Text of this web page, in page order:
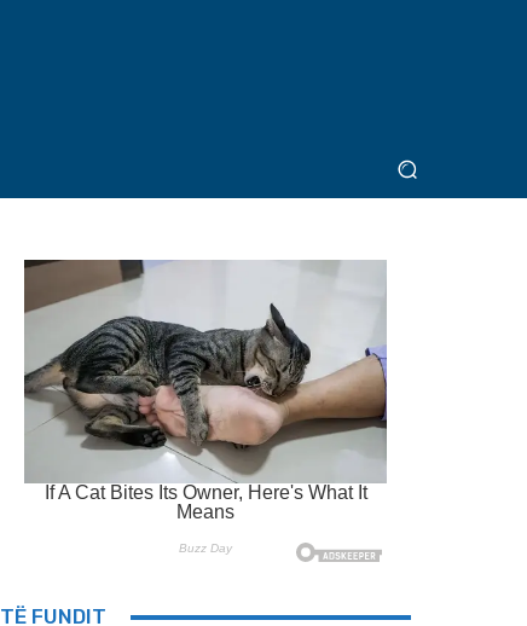
TË FUNDIT